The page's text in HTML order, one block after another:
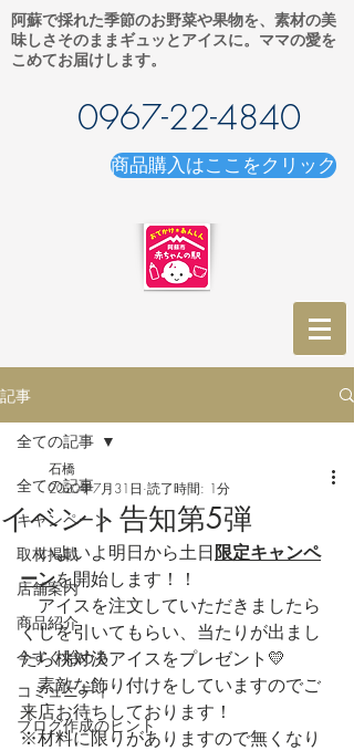
阿蘇で採れた季節のお野菜や果物を、素材の美
味しさそのままギュッとアイスに。ママの愛を
こめてお届けします。
0967-22-4840
商品購入はここをクリック
記事
全ての記事
キャンペーン
取材掲載
店舗案内
商品紹介
今すぐ始める
コミュニティ
ブログ作成のヒント
全ての記事
イベント告知第5弾
石橋
2020年7月31日 読了時間: 1分
いよいよ明日から土日限定キャンペ
ーンを開始します！！
アイスを注文していただきましたら
くじを引いてもらい、当たりが出まし
たら桃対決アイスをプレゼント💛
素敵な飾り付けをしていますのでご
来店お待ちしております！
※材料に限りがありますので無くなり